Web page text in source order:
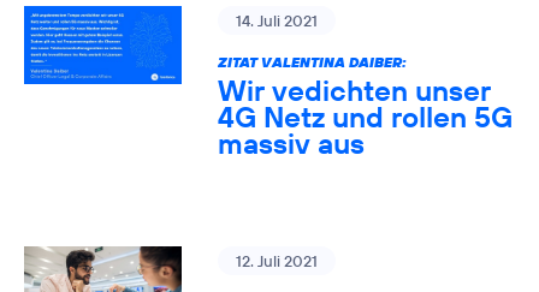
14. Juli 2021
ZITAT VALENTINA DAIBER:
Wir vedichten unser
4G Netz und rollen 5G
massiv aus
12. Juli 2021